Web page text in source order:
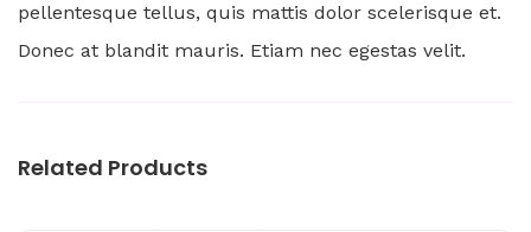
pellentesque tellus, quis mattis dolor scelerisque et.
Donec at blandit mauris. Etiam nec egestas velit.
Related Products